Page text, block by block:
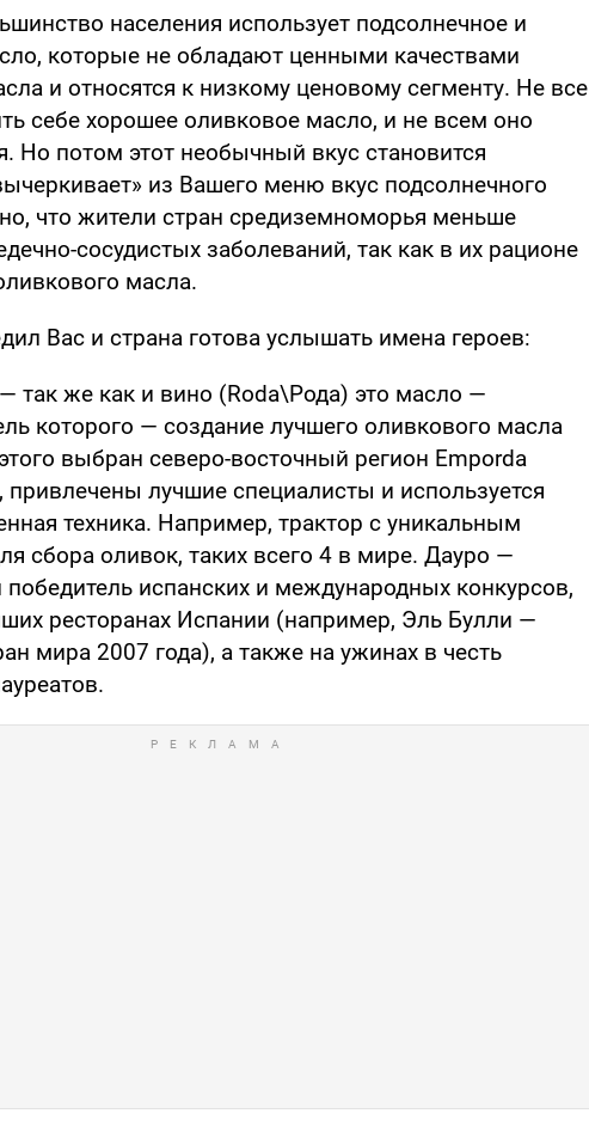
населения использует подсолнечное и
которые не обладают ценными качествами
и относятся к низкому ценовому сегменту. Не все
себе хорошее оливковое масло, и не всем оно
Но потом этот необычный вкус становится
из Вашего меню вкус подсолнечного
что жители стран средиземноморья меньше
сосудистых заболеваний, так как в их рационе
масла.
Вас и страна готова услышать имена героев:
так же как и вино (Roda\Рода) это масло —
которого — создание лучшего оливкового масла
выбран северо-восточный регион Emporda
лучшие специалисты и используется
техника. Например, трактор с уникальным
сбора оливок, таких всего 4 в мире. Дауро —
испанских и международных конкурсов,
ресторанах Испании (например, Эль Булли —
мира 2007 года), а также на ужинах в честь